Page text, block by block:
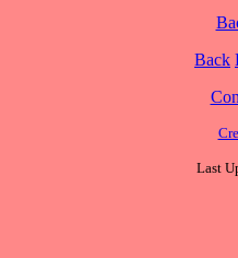
Back
Last